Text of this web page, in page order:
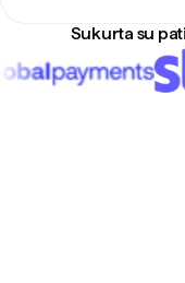
Sukurta su